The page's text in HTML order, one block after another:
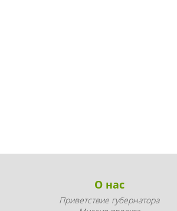
О нас
Приветствие губернатора